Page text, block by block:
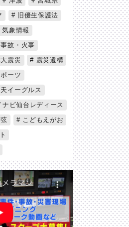
旧優生保護法
気象情報
故・火事
震災
震災遺構
ーツ
イーグルス
ビ仙台レディース
こどもえがお